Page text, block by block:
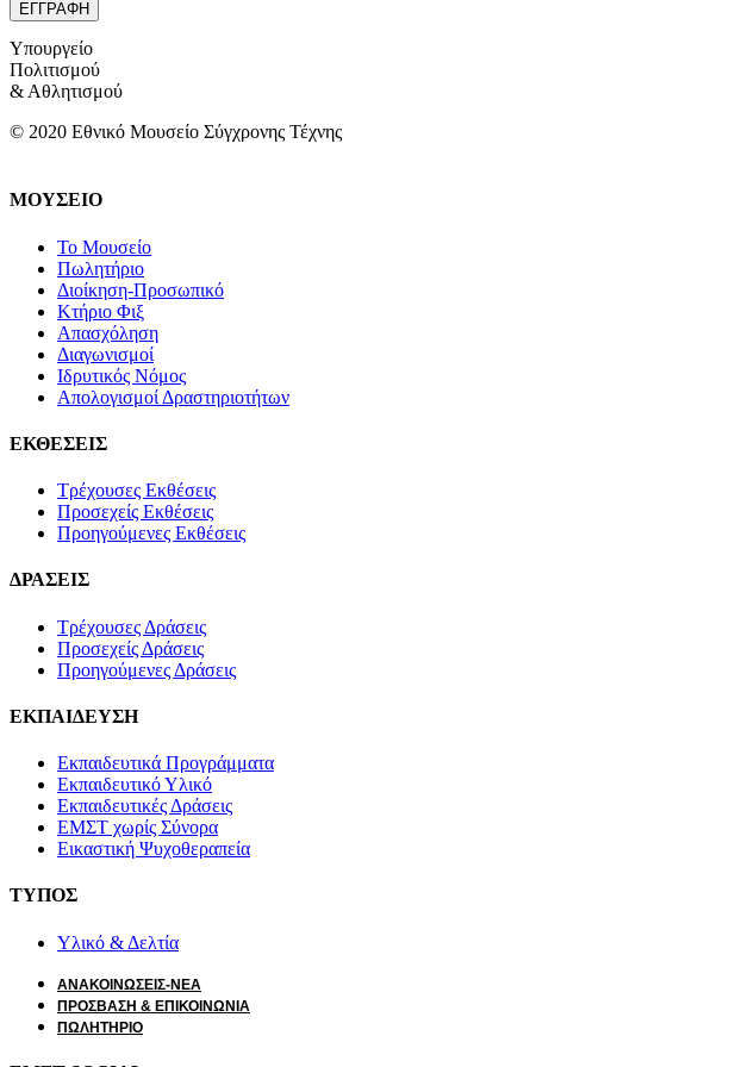
Υπουργείο
Πολιτισμού
& Αθλητισμού
© 2020 Εθνικό Μουσείο Σύγχρονης Τέχνης
ΜΟΥΣΕΙΟ
Το Μουσείο
Πωλητήριο
Διοίκηση-Προσωπικό
Κτήριο Φιξ
Απασχόληση
Διαγωνισμοί
Ιδρυτικός Νόμος
Απολογισμοί Δραστηριοτήτων
ΕΚΘΕΣΕΙΣ
Τρέχουσες Εκθέσεις
Προσεχείς Εκθέσεις
Προηγούμενες Εκθέσεις
ΔΡΑΣΕΙΣ
Τρέχουσες Δράσεις
Προσεχείς Δράσεις
Προηγούμενες Δράσεις
ΕΚΠΑΙΔΕΥΣΗ
Εκπαιδευτικά Προγράμματα
Εκπαιδευτικό Υλικό
Εκπαιδευτικές Δράσεις
ΕΜΣΤ χωρίς Σύνορα
Εικαστική Ψυχοθεραπεία
ΤΥΠΟΣ
Υλικό & Δελτία
ΑΝΑΚΟΙΝΩΣΕΙΣ-ΝΕΑ
ΠΡΟΣΒΑΣΗ & ΕΠΙΚΟΙΝΩΝΙΑ
ΠΩΛΗΤΗΡΙΟ